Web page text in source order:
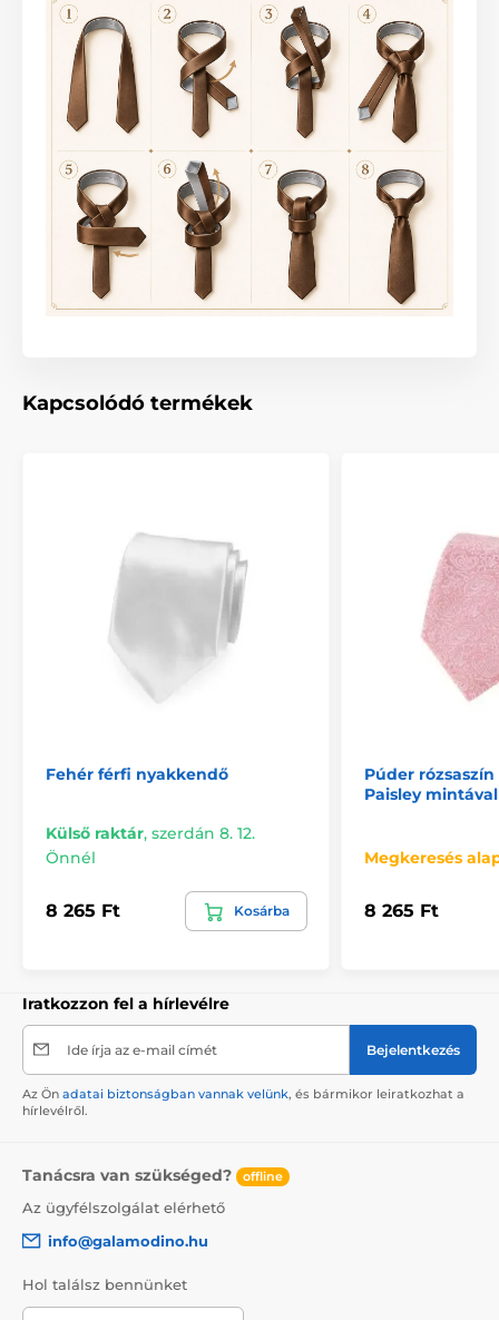
Kapcsolódó termékek
Fehér férfi nyakkendő
Külső raktár, szerdán 8. 12.
Önnél
8 265 Ft Kosárba
Púder
Paisley mintával
Megkeresés
8 265 Ft
Iratkozzon fel a hírlevélre
Ide írja az e-mail címét Bejelentkezés
Az Ön adatai biztonságban vannak velünk, és bármikor leiratkozhat a
hírlevélről.
Tanácsra van szükséged? offline
Az ügyfélszolgálat elérhető
info@galamodino.hu
Hol találsz bennünket